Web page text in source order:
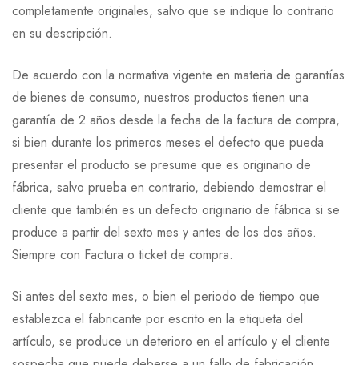
completamente originales, salvo que se indique lo contrario
en su descripción.
De acuerdo con la normativa vigente en materia de garantías
de bienes de consumo, nuestros productos tienen una
garantía de 2 años desde la fecha de la factura de compra,
si bien durante los primeros meses el defecto que pueda
presentar el producto se presume que es originario de
fábrica, salvo prueba en contrario, debiendo demostrar el
cliente que también es un defecto originario de fábrica si se
produce a partir del sexto mes y antes de los dos años.
Siempre con Factura o ticket de compra.
Si antes del sexto mes, o bien el periodo de tiempo que
establezca el fabricante por escrito en la etiqueta del
artículo, se produce un deterioro en el artículo y el cliente